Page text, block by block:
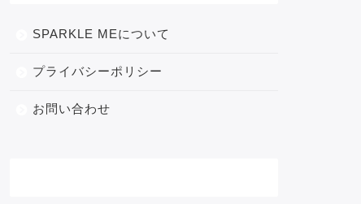
SPARKLE MEについて
プライバシーポリシー
お問い合わせ